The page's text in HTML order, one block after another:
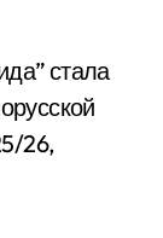
стала
26,